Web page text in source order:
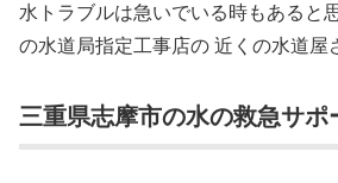
水トラブルは急いでいる時もあると
の水道局指定工事店の 近くの水道屋
三重県志摩市の水の救急サポ